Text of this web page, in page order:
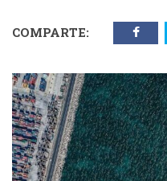
COMPARTE: